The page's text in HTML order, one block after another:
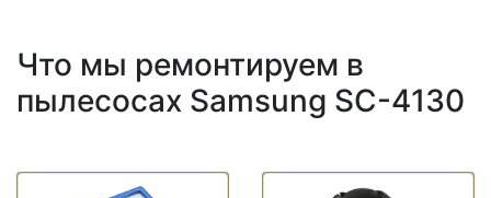
Что мы ремонтируем в
пылесосах Samsung SC-4130